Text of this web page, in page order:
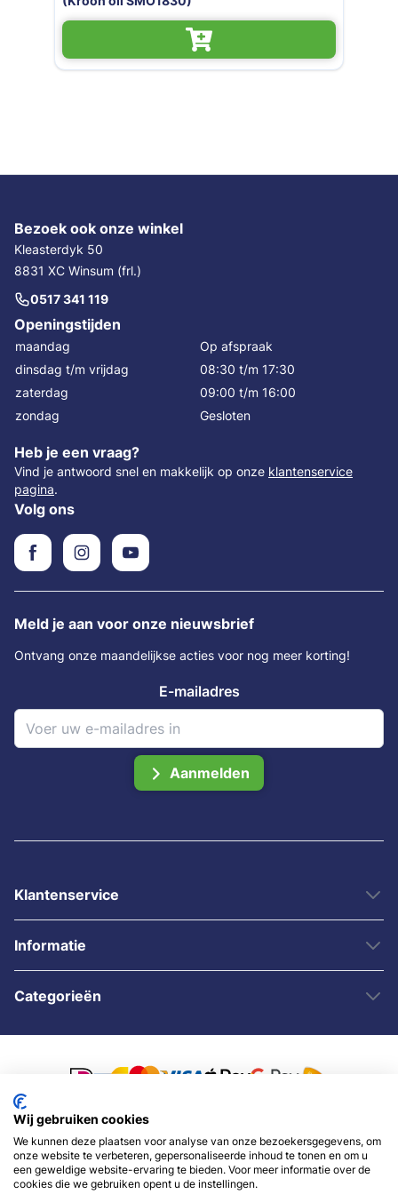
Bezoek ook onze winkel
Kleasterdyk 50
8831 XC Winsum (frl.)
0517 341 119
Openingstijden
maandag
Op afspraak
dinsdag t/m vrijdag
08:30 t/m 17:30
zaterdag
09:00 t/m 16:00
zondag
Gesloten
Heb je een vraag?
Vind je antwoord snel en makkelijk op onze klantenservice
pagina.
Volg ons
Meld je aan voor onze nieuwsbrief
Ontvang onze maandelijkse acties voor nog meer korting!
E-mailadres
Aanmelden
Klantenservice
Informatie
Categorieën
© 2007 - 2026 - Sybshop.nl
Wij gebruiken cookies
We kunnen deze plaatsen voor analyse van onze bezoekersgegevens, om
onze website te verbeteren, gepersonaliseerde inhoud te tonen en om u
een geweldige website-ervaring te bieden. Voor meer informatie over de
cookies die we gebruiken opent u de instellingen.